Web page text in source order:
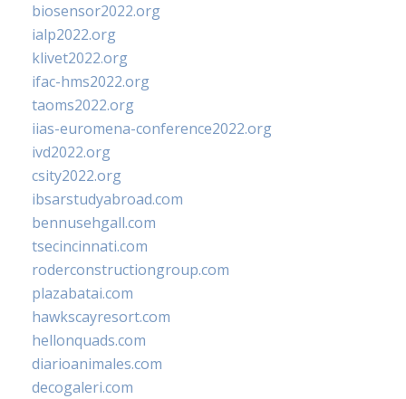
biosensor2022.org
ialp2022.org
klivet2022.org
ifac-hms2022.org
taoms2022.org
iias-euromena-conference2022.org
ivd2022.org
csity2022.org
ibsarstudyabroad.com
bennusehgall.com
tsecincinnati.com
roderconstructiongroup.com
plazabatai.com
hawkscayresort.com
hellonquads.com
diarioanimales.com
decogaleri.com